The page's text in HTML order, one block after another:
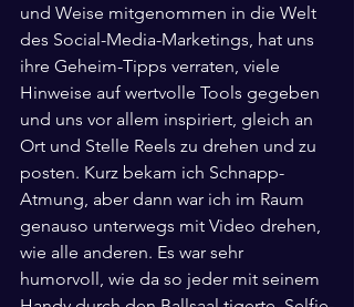
und Weise mitgenommen in die Welt
des Social-Media-Marketings, hat uns
ihre Geheim-Tipps verraten, viele
Hinweise auf wertvolle Tools gegeben
und uns vor allem inspiriert, gleich an
Ort und Stelle Reels zu drehen und zu
posten. Kurz bekam ich Schnapp-
Atmung, aber dann war ich im Raum
genauso unterwegs mit Video drehen,
wie alle anderen. Es war sehr
humorvoll, wie da so jeder mit seinem